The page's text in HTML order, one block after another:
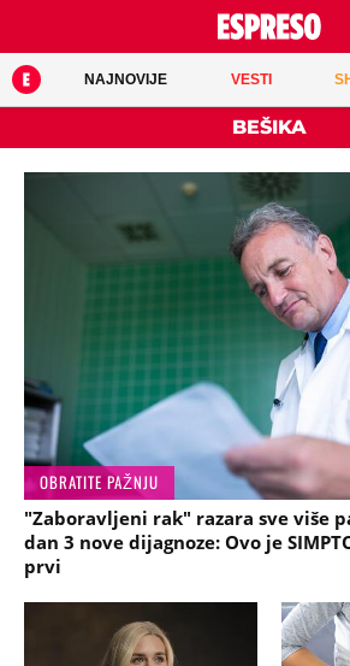
NAJNOVIJE VESTI
BEŠIKA
OBRATITE PAŽNJU
"Zaboravljeni rak" razara sve više
dan 3 nove dijagnoze: Ovo je
prvi